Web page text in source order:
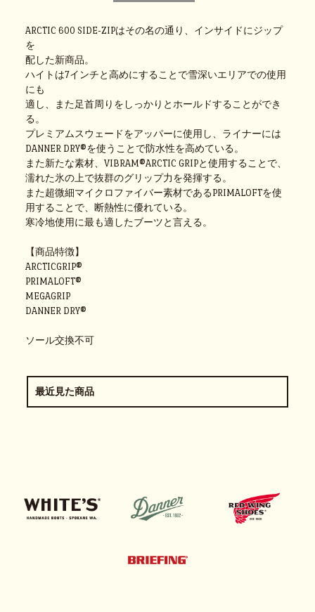
ARCTIC 600 SIDE-ZIPはその名の通り、インサイドにジップ
を
配した新商品。
ハイトは7インチと高めにすることで雪深いエリアでの使用
にも
適し、また足首周りをしっかりとホールドすることができ
る。
プレミアムスウェードをアッパーに使用し、ライナーには
DANNER DRY®を使うことで防水性を高めている。
また新たな素材、VIBRAM®ARCTIC GRIPと使用することで、
濡れた氷の上で抜群のグリップ力を発揮する。
また超微細マイクロファイバー素材であるPRIMALOFTを使
用することで、断熱性に優れている。
寒冷地使用に最も適したブーツと言える。
【商品特徴】
ARCTICGRIP®
PRIMALOFT®
MEGAGRIP
DANNER DRY®
ソール交換不可
最近見た商品